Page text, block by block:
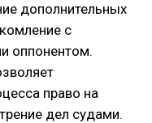
дополнительных
с
оппонентом.
право на
дел судами.